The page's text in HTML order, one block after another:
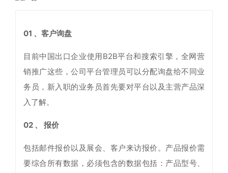
01 、客户询盘
目前中国出口企业使用B2B平台和搜索引擎，全网营
销推广这些，公司平台管理员可以分配询盘给不同业
务员，新入职的业务员首先要对平台以及主营产品深
入了解。
02 、 报价
包括邮件报价以及展会、客户来访报价。产品报价需
要综合所有数据，必须包含的数据包括：产品型号、